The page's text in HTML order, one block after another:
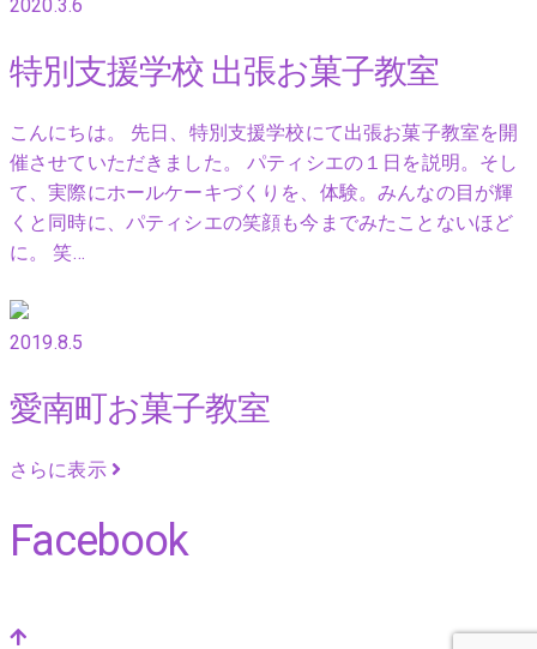
2020.3.6
特別支援学校 出張お菓子教室
こんにちは。 先日、特別支援学校にて出張お菓子教室を開
催させていただきました。 パティシエの１日を説明。そし
て、実際にホールケーキづくりを、体験。みんなの目が輝
くと同時に、パティシエの笑顔も今までみたことないほど
に。 笑…
2019.8.5
愛南町お菓子教室
さらに表示
Facebook